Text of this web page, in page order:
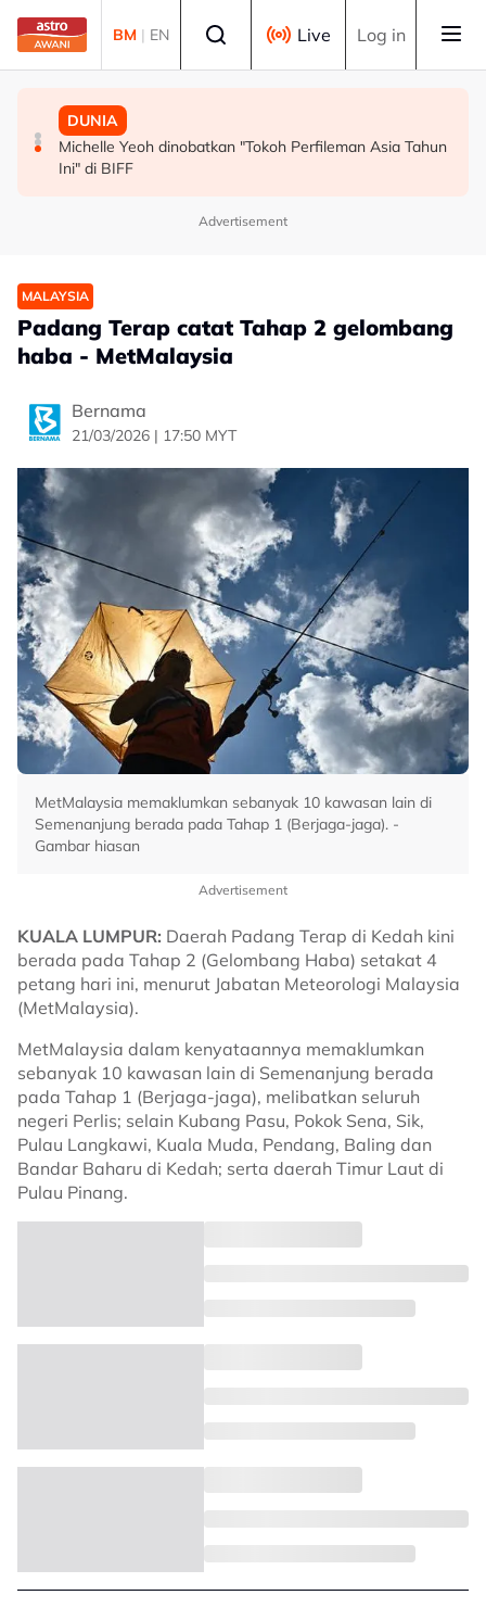
Skip to main content
BM | EN Live Log in
MALAYSIA
Persepsi negatif terhadap Bukit Malut tidak berasaskan
fakta - Ahli Akademik
MALAYSIA
Insiden rempuhan Jalan Ampang: Pendakwaan bantah
permohonan batal pertuduhan bunuh
DUNIA
Michelle Yeoh dinobatkan "Tokoh Perfileman Asia Tahun
Ini" di BIFF
Advertisement
MALAYSIA
Padang Terap catat Tahap 2 gelombang
haba - MetMalaysia
Bernama
21/03/2026 | 17:50 MYT
MetMalaysia memaklumkan sebanyak 10 kawasan lain di
Semenanjung berada pada Tahap 1 (Berjaga-jaga). -
Gambar hiasan
Advertisement
KUALA LUMPUR: Daerah Padang Terap di Kedah kini
berada pada Tahap 2 (Gelombang Haba) setakat 4
petang hari ini, menurut Jabatan Meteorologi Malaysia
(MetMalaysia).
MetMalaysia dalam kenyataannya memaklumkan
sebanyak 10 kawasan lain di Semenanjung berada
pada Tahap 1 (Berjaga-jaga), melibatkan seluruh
negeri Perlis; selain Kubang Pasu, Pokok Sena, Sik,
Pulau Langkawi, Kuala Muda, Pendang, Baling dan
Bandar Baharu di Kedah; serta daerah Timur Laut di
Pulau Pinang.